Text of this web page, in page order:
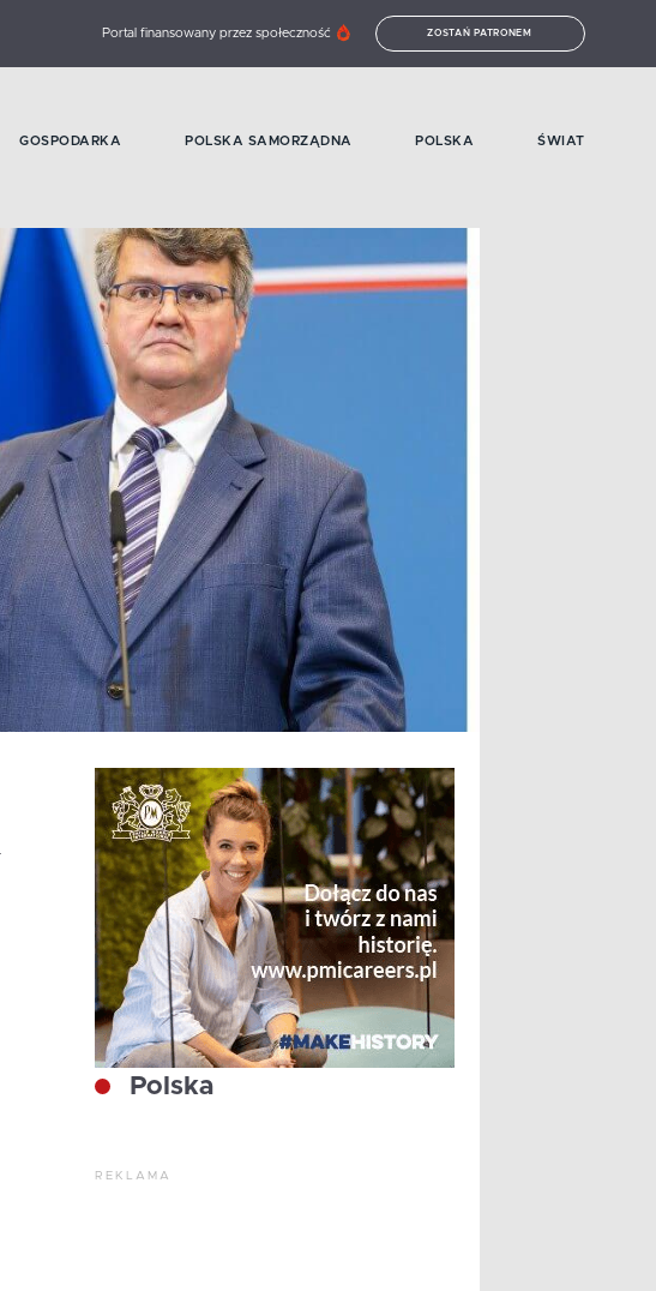
Portal finansowany przez społeczność ZOSTAŃ PATRONEM
GOSPODARKA POLSKA SAMORZĄDNA POLSKA ŚWIAT
Polska
REKLAMA